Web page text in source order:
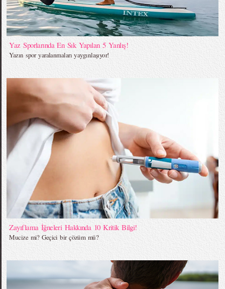
Yaz Sporlarında En Sık Yapılan 5 Yanlış!
Yazın spor yaralanmaları yaygınlaşıyor!
Zayıflama İğneleri Hakkında 10 Kritik Bilgi!
Mucize mi? Geçici bir çözüm mü?